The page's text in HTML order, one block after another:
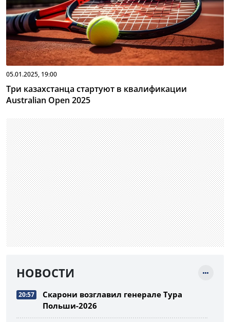
05.01.2025, 19:00
Три казахстанца стартуют в квалификации
Australian Open 2025
НОВОСТИ
20:57
Скарони возглавил генерале Тура
Польши-2026